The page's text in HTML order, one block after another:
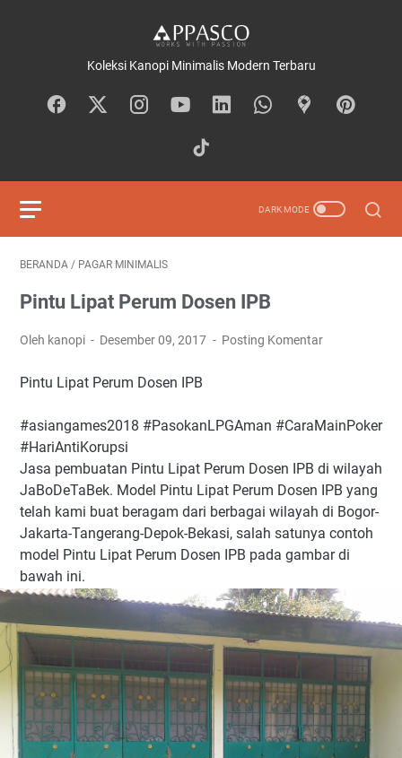
Koleksi Kanopi Minimalis Modern Terbaru
BERANDA / PAGAR MINIMALIS
Pintu Lipat Perum Dosen IPB
Oleh kanopi Desember 09, 2017 Posting Komentar
Pintu Lipat Perum Dosen IPB
#asiangames2018 #PasokanLPGAman #CaraMainPoker
#HariAntiKorupsi
Jasa pembuatan Pintu Lipat Perum Dosen IPB di wilayah
JaBoDeTaBek. Model Pintu Lipat Perum Dosen IPB yang
telah kami buat beragam dari berbagai wilayah di Bogor-
Jakarta-Tangerang-Depok-Bekasi, salah satunya contoh
model Pintu Lipat Perum Dosen IPB pada gambar di
bawah ini.